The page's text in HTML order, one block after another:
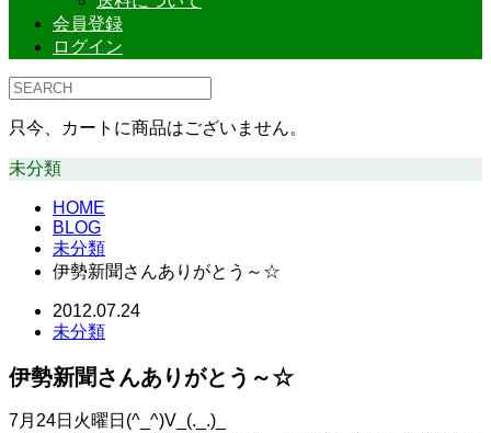
会員登録
ログイン
只今、カートに商品はございません。
未分類
HOME
BLOG
未分類
伊勢新聞さんありがとう～☆
2012.07.24
未分類
伊勢新聞さんありがとう～☆
7月24日火曜日(^_^)V_(._.)_